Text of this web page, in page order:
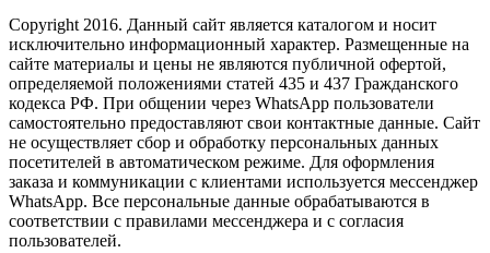
Copyright 2016. Данный сайт является каталогом и носит
исключительно информационный характер. Размещенные на
сайте материалы и цены не являются публичной офертой,
определяемой положениями статей 435 и 437 Гражданского
кодекса РФ. При общении через WhatsApp пользователи
самостоятельно предоставляют свои контактные данные. Сайт
не осуществляет сбор и обработку персональных данных
посетителей в автоматическом режиме. Для оформления
заказа и коммуникации с клиентами используется мессенджер
WhatsApp. Все персональные данные обрабатываются в
соответствии с правилами мессенджера и с согласия
пользователей.